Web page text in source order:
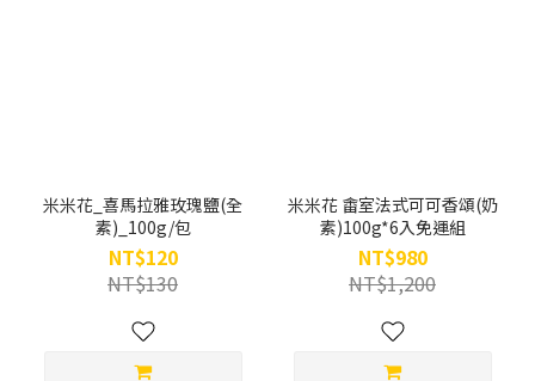
米米花_喜馬拉雅玫瑰鹽(全
素)_100g/包
NT$120
NT$130
米米花 畬室法式可可香頌(奶
素)100g*6入免運組
NT$980
NT$1,200